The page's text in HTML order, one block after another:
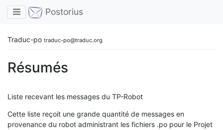
Toggle navigation
Postorius
Traduc-po traduc-po@traduc.org
Résumés
Liste recevant les messages du TP-Robot
Cette liste reçoit une grande quantité de messages en
provenance du robot administrant les fichiers .po pour le Projet